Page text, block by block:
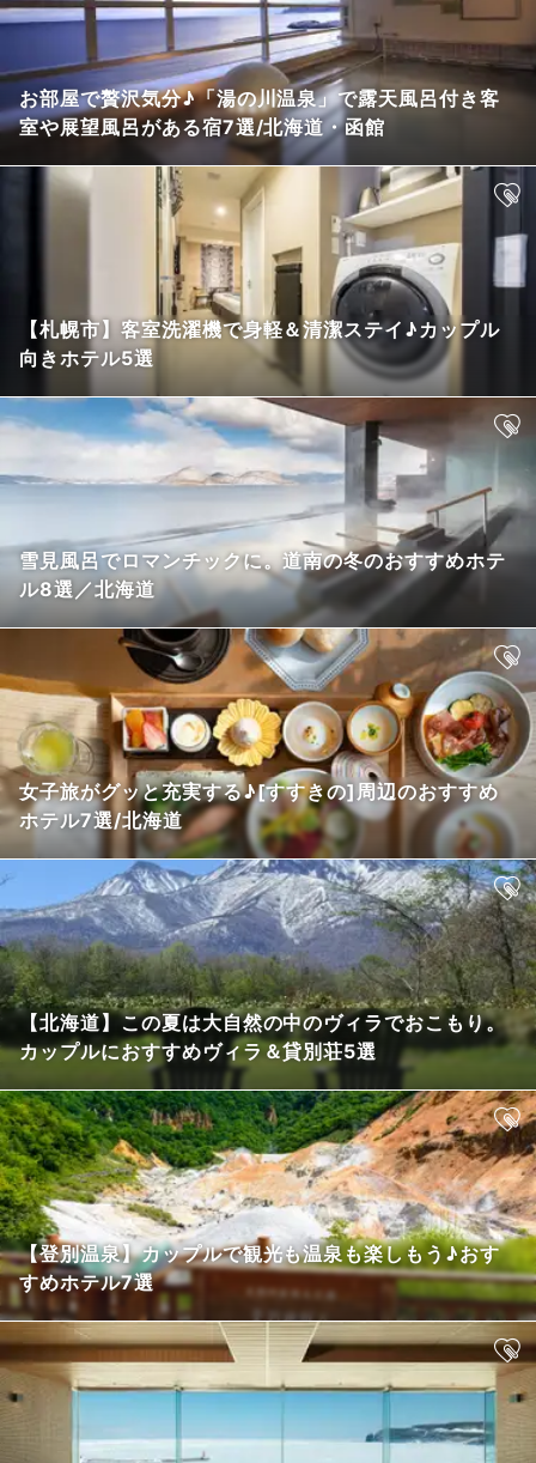
お部屋で贅沢気分♪「湯の川温泉」で露天風呂付き客
室や展望風呂がある宿7選/北海道・函館
【札幌市】客室洗濯機で身軽＆清潔ステイ♪カップル
向きホテル5選
雪見風呂でロマンチックに。道南の冬のおすすめホテ
ル8選／北海道
女子旅がグッと充実する♪[すすきの]周辺のおすすめ
ホテル7選/北海道
【北海道】この夏は大自然の中のヴィラでおこもり。
カップルにおすすめヴィラ＆貸別荘5選
【登別温泉】カップルで観光も温泉も楽しもう♪おす
すめホテル7選